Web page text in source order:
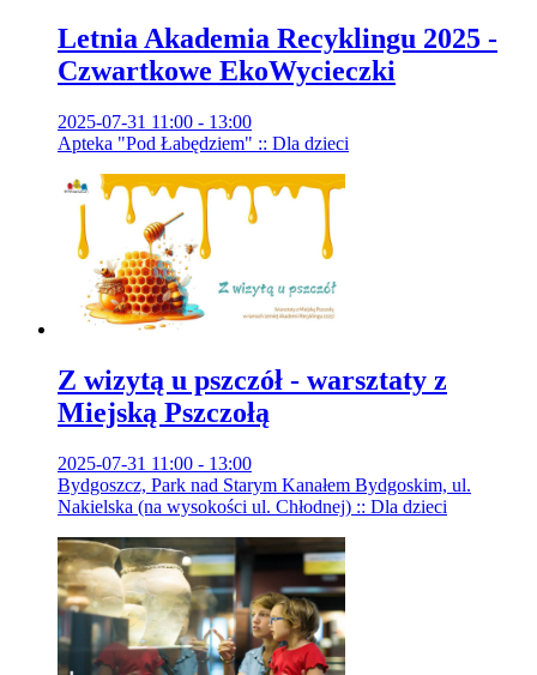
Letnia Akademia Recyklingu 2025 -
Czwartkowe EkoWycieczki
2025-07-31 11:00 - 13:00
Apteka "Pod Łabędziem" :: Dla dzieci
Z wizytą u pszczół - warsztaty z
Miejską Pszczołą
2025-07-31 11:00 - 13:00
Bydgoszcz, Park nad Starym Kanałem Bydgoskim, ul.
Nakielska (na wysokości ul. Chłodnej) :: Dla dzieci